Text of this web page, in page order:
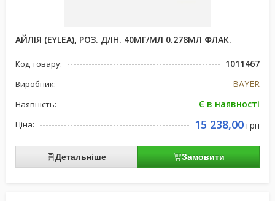
АЙЛІЯ (EYLEA), РОЗ. Д/ІН. 40МГ/МЛ 0.278МЛ ФЛАК.
Код товару: 1011467
Виробник: BAYER
Наявність: Є в наявності
Ціна: 15 238,00 грн
Детальніше Замовити